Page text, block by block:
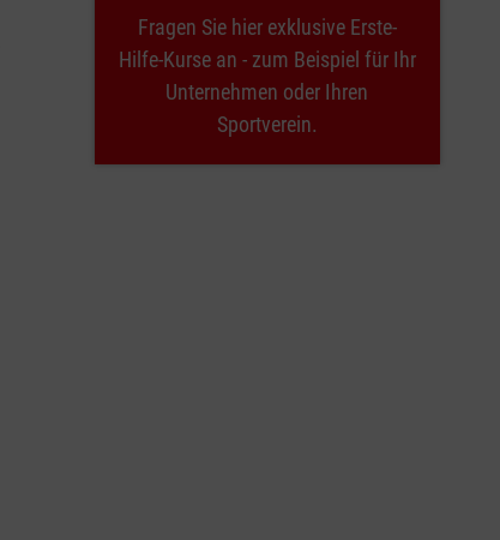
Fragen Sie hier exklusive Erste-
Hilfe-Kurse an - zum Beispiel für Ihr
Unternehmen oder Ihren
Sportverein.